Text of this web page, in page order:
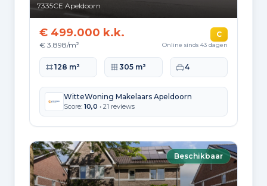
7335CE Apeldoorn
€ 499.000 k.k.
€ 3.898/m²
C
Online sinds 43 dagen
Woonoppervlakte
128 m² Perceeloppervlakte
305 m² Slaapkamers
4
WitteWoning Makelaars Apeldoorn
Score: 10,0 • 21 reviews
Beschikbaar